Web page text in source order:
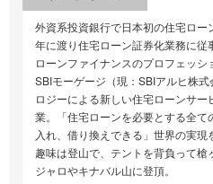
外資系投資銀行で日本初の住宅ロ
年に渡り住宅ローン証券化業務に
ローンファイナンスのプロフェッ
SBIモーゲージ（現：SBIアルヒ株
ロジーによる新しい住宅ローンサ
業。「住宅ローンを必要とする全て
入れ、借り換えできる」世界の実現
趣味は登山で、テントを背負って
ジャロやキナバル山に登頂。